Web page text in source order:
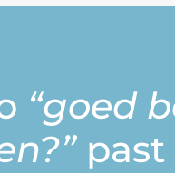
“goed
past